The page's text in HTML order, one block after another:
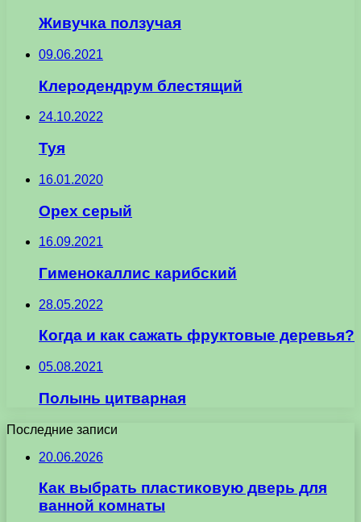
Живучка ползучая
09.06.2021
Клеродендрум блестящий
24.10.2022
Туя
16.01.2020
Орех серый
16.09.2021
Гименокаллис карибский
28.05.2022
Когда и как сажать фруктовые деревья?
05.08.2021
Полынь цитварная
Последние записи
20.06.2026
Как выбрать пластиковую дверь для
ванной комнаты